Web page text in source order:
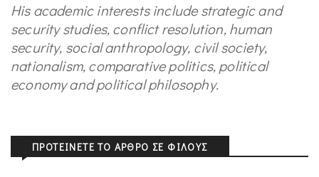
His academic interests include strategic and
security studies, conflict resolution, human
security, social anthropology, civil society,
nationalism, comparative politics, political
economy and political philosophy.
ΠΡΟΤΕΊΝΕΤΕ ΤΟ ΆΡΘΡΟ ΣΕ ΦΊΛΟΥΣ